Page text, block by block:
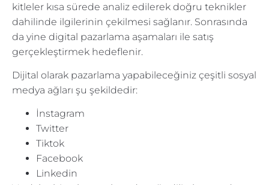
kitleler kısa sürede analiz edilerek doğru teknikler
dahilinde ilgilerinin çekilmesi sağlanır. Sonrasında
da yine digital pazarlama aşamaları ile satış
gerçekleştirmek hedeflenir.
Dijital olarak pazarlama yapabileceğiniz çeşitli sosyal
medya ağları şu şekildedir:
İnstagram
Twitter
Tiktok
Facebook
Linkedin